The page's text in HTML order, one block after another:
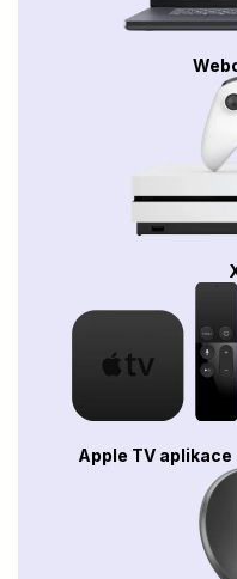
Apple TV aplikace